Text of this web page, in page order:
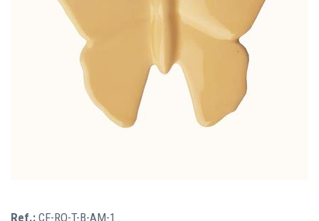
Ref.: CF-RO-T-B-AM-1